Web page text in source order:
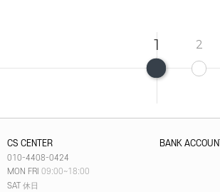
1 2
CS CENTER
010-4408-0424
MON FRI 09:00~18:00
SAT 休日
BANK ACCOUNT